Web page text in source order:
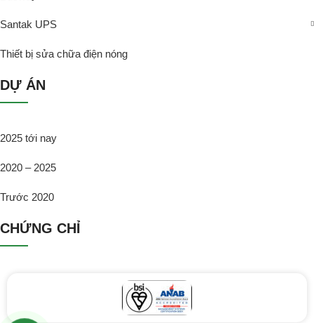
Santak UPS
Thiết bị sửa chữa điện nóng
DỰ ÁN
2025 tới nay
2020 – 2025
Trước 2020
CHỨNG CHỈ